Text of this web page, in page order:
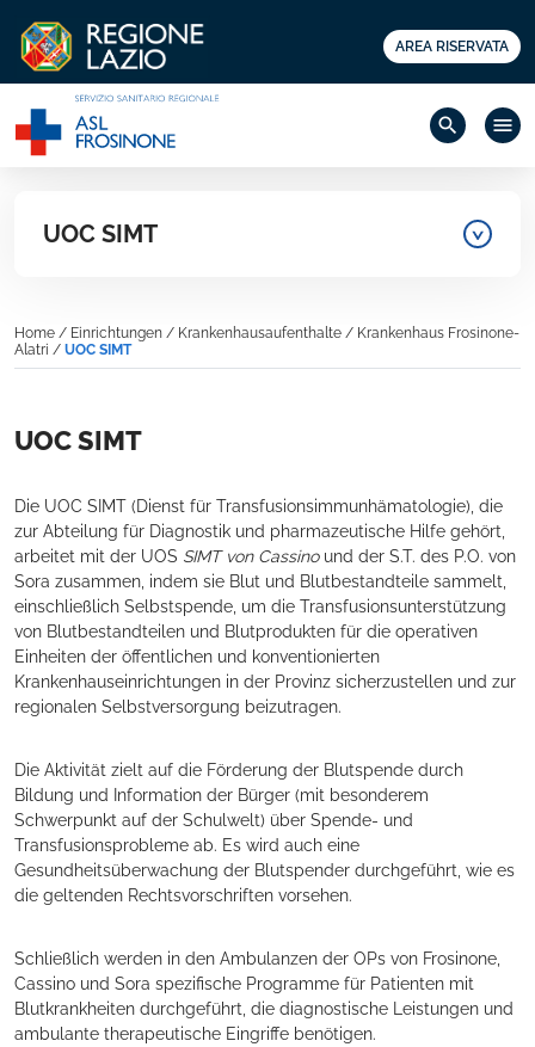
AREA RISERVATA
search menu
UOC SIMT
Home / Einrichtungen / Krankenhausaufenthalte / Krankenhaus Frosinone-
Alatri / UOC SIMT
UOC SIMT
Die UOC SIMT (Dienst für Transfusionsimmunhämatologie), die
zur Abteilung für Diagnostik und pharmazeutische Hilfe gehört,
arbeitet mit der UOS SIMT von Cassinound der S.T. des P.O. von
Sora zusammen, indem sie Blut und Blutbestandteile sammelt,
einschließlich Selbstspende, um die Transfusionsunterstützung
von Blutbestandteilen und Blutprodukten für die operativen
Einheiten der öffentlichen und konventionierten
Krankenhauseinrichtungen in der Provinz sicherzustellen und zur
regionalen Selbstversorgung beizutragen.
Die Aktivität zielt auf die Förderung der Blutspende durch
Bildung und Information der Bürger (mit besonderem
Schwerpunkt auf der Schulwelt) über Spende- und
Transfusionsprobleme ab. Es wird auch eine
Gesundheitsüberwachung der Blutspender durchgeführt, wie es
die geltenden Rechtsvorschriften vorsehen.
Schließlich werden in den Ambulanzen der OPs von Frosinone,
Cassino und Sora spezifische Programme für Patienten mit
Blutkrankheiten durchgeführt, die diagnostische Leistungen und
ambulante therapeutische Eingriffe benötigen.